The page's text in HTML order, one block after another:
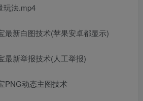
玩法.mp4
最新白图技术(苹果安卓都显示)
最新举报技术(人工举报)
PNG动态主图技术